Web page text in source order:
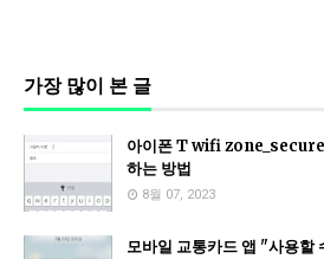
가장 많이 본 글
아이폰 T wifi zone_secure
하는 방법
8월 07, 2023
모바일 교통카드 앱 "사용할